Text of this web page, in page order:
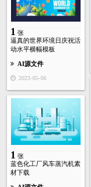
1 张
逼真的世界环境日庆祝活
动水平横幅模板
AI源文件
2023-05-06
1 张
蓝色化工厂风车蒸汽机素
材下载